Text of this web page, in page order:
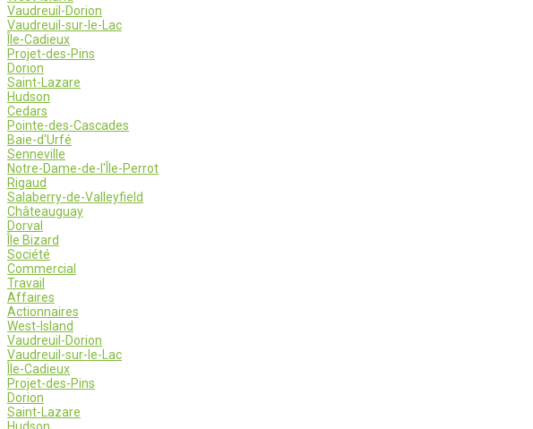
Vaudreuil-Dorion
Vaudreuil-sur-le-Lac
Île-Cadieux
Projet-des-Pins
Dorion
Saint-Lazare
Hudson
Cedars
Pointe-des-Cascades
Baie-d'Urfé
Senneville
Notre-Dame-de-l'Île-Perrot
Rigaud
Salaberry-de-Valleyfield
Châteauguay
Dorval
Île Bizard
Société
Commercial
Travail
Affaires
Actionnaires
West-Island
Vaudreuil-Dorion
Vaudreuil-sur-le-Lac
Île-Cadieux
Projet-des-Pins
Dorion
Saint-Lazare